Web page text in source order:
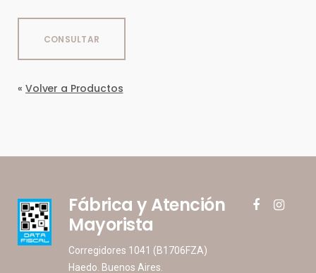
CONSULTAR
« Volver a Productos
Fábrica y Atención
Mayorista
Corregidores 1041 (B1706FZA)
Haedo. Buenos Aires.
facebookinstagram